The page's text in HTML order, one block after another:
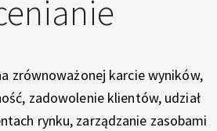
zrównoważonej karcie wyników,
zadowolenie klientów, udział
rynku, zarządzanie zasobami